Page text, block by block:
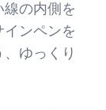
の内側を
ンペンを
ゆっくり